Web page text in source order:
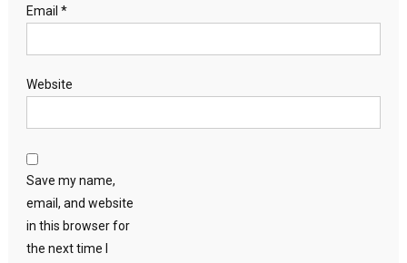
Email *
Website
Save my name,
email, and website
in this browser for
the next time I